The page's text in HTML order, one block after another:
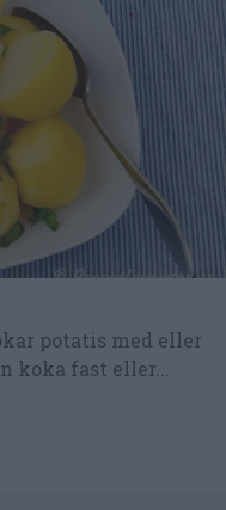
potatis med eller
koka fast eller...